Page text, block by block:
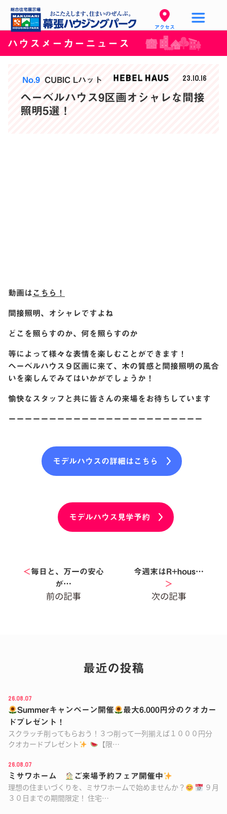
アクセス
ハウスメーカーニュース
No.9 CUBIC Lハット 23.10.16
ヘーベルハウス9区画オシャレな間接
照明5選！
動画はこちら！
間接照明、オシャレですよね
どこを照らすのか、何を照らすのか
等によって様々な表情を楽しむことができます！
ヘーベルハウス９区画に来て、木の質感と間接照明の風合
いを楽しんでみてはいかがでしょうか！
愉快なスタッフと共に皆さんの来場をお待ちしています
ーーーーーーーーーーーーーーーーーーーーーーーー
モデルハウスの詳細はこちら
モデルハウス見学予約
＜毎日と、万一の安心
が…
今週末はR+hous…
＞
最近の投稿
26.08.07
Summerキャンペーン開催
最大6.000円分のクオカー
ドプレゼント！
スクラッチ削ってもらおう！３つ削って一列揃えば１０００円分
クオカードプレゼント
【限…
26.08.07
ミサワホーム
ご来場予約フェア開催中
理想の住まいづくりを、ミサワホームで始めませんか？
９月
３０日までの期間限定！ 住宅…